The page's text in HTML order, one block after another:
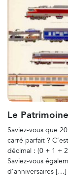
Le
Saviez-vous que
carré parfait ?
décimal : (0 + 1 +
Saviez-vous
d’anniversaires […]